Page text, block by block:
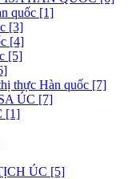
quốc [1]
[3]
[4]
[5]
thực Hàn quốc [7]
ÚC [7]
[1]
ÚC [5]